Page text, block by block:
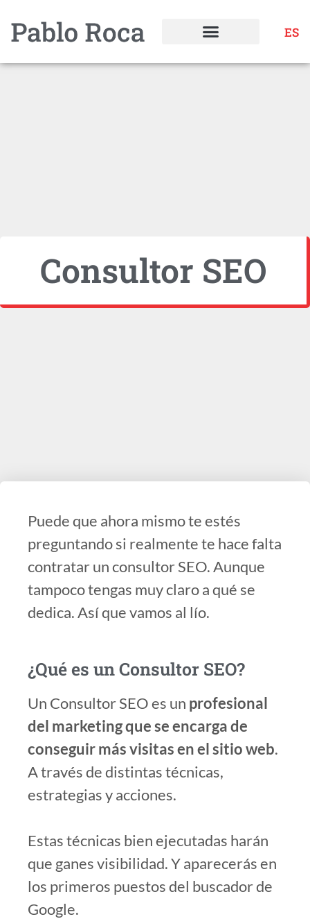
ES
Consultor SEO
Puede que ahora mismo te estés
preguntando si realmente te hace falta
contratar un consultor SEO. Aunque
tampoco tengas muy claro a qué se
dedica. Así que vamos al lío.
¿Qué es un Consultor SEO?
Un Consultor SEO es un profesional
del marketing que se encarga de
conseguir más visitas en el sitio web.
A través de distintas técnicas,
estrategias y acciones.
Estas técnicas bien ejecutadas harán
que ganes visibilidad. Y aparecerás en
los primeros puestos del buscador de
Google.